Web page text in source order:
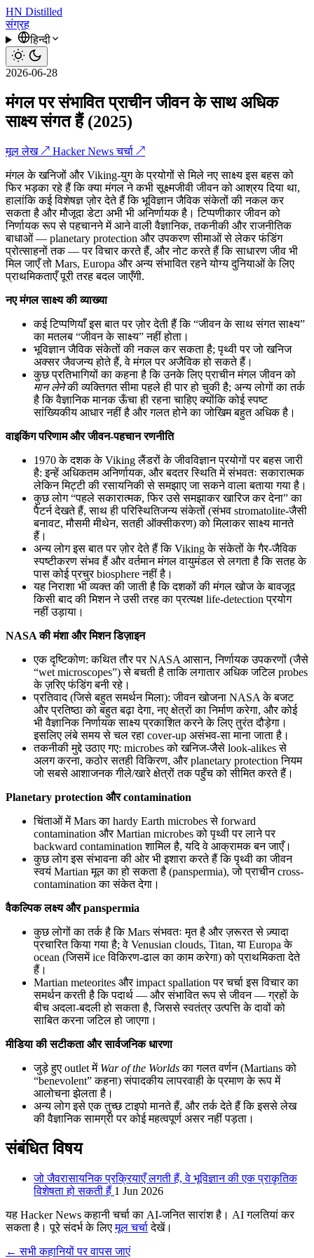
HN Distilled
संग्रह
हिन्दी
2026-06-28
मंगल पर संभावित प्राचीन जीवन के साथ अधिक
साक्ष्य संगत हैं (2025)
मूल लेख ↗ Hacker News चर्चा ↗
मंगल के खनिजों और Viking-युग के प्रयोगों से मिले नए साक्ष्य इस बहस को
फिर भड़का रहे हैं कि क्या मंगल ने कभी सूक्ष्मजीवी जीवन को आश्रय दिया था,
हालांकि कई विशेषज्ञ ज़ोर देते हैं कि भूविज्ञान जैविक संकेतों की नकल कर
सकता है और मौजूदा डेटा अभी भी अनिर्णायक है। टिप्पणीकार जीवन को
निर्णायक रूप से पहचानने में आने वाली वैज्ञानिक, तकनीकी और राजनीतिक
बाधाओं — planetary protection और उपकरण सीमाओं से लेकर फंडिंग
प्रोत्साहनों तक — पर विचार करते हैं, और नोट करते हैं कि साधारण जीव भी
मिल जाएँ तो Mars, Europa और अन्य संभावित रहने योग्य दुनियाओं के लिए
प्राथमिकताएँ पूरी तरह बदल जाएँगी.
नए मंगल साक्ष्य की व्याख्या
कई टिप्पणियाँ इस बात पर ज़ोर देती हैं कि “जीवन के साथ संगत साक्ष्य”
का मतलब “जीवन के साक्ष्य” नहीं होता।
भूविज्ञान जैविक संकेतों की नकल कर सकता है; पृथ्वी पर जो खनिज
अक्सर जैवजन्य होते हैं, वे मंगल पर अजैविक हो सकते हैं।
कुछ प्रतिभागियों का कहना है कि उनके लिए प्राचीन मंगल जीवन को
मान लेनेकी व्यक्तिगत सीमा पहले ही पार हो चुकी है; अन्य लोगों का तर्क
है कि वैज्ञानिक मानक ऊँचा ही रहना चाहिए क्योंकि कोई स्पष्ट
सांख्यिकीय आधार नहीं है और गलत होने का जोखिम बहुत अधिक है।
वाइकिंग परिणाम और जीवन-पहचान रणनीति
1970 के दशक के Viking लैंडरों के जीवविज्ञान प्रयोगों पर बहस जारी
है: इन्हें अधिकतम अनिर्णायक, और बदतर स्थिति में संभवतः सकारात्मक
लेकिन मिट्टी की रसायनिकी से समझाए जा सकने वाला बताया गया है।
कुछ लोग “पहले सकारात्मक, फिर उसे समझाकर खारिज कर देना” का
पैटर्न देखते हैं, साथ ही परिस्थितिजन्य संकेतों (संभव stromatolite-जैसी
बनावट, मौसमी मीथेन, सतही ऑक्सीकरण) को मिलाकर साक्ष्य मानते
हैं।
अन्य लोग इस बात पर ज़ोर देते हैं कि Viking के संकेतों के गैर-जैविक
स्पष्टीकरण संभव हैं और वर्तमान मंगल वायुमंडल से लगता है कि सतह के
पास कोई प्रचुर biosphere नहीं है।
यह निराशा भी व्यक्त की जाती है कि दशकों की मंगल खोज के बावजूद
किसी बाद की मिशन ने उसी तरह का प्रत्यक्ष life-detection प्रयोग
नहीं उड़ाया।
NASA की मंशा और मिशन डिज़ाइन
एक दृष्टिकोण: कथित तौर पर NASA आसान, निर्णायक उपकरणों (जैसे
“wet microscopes”) से बचती है ताकि लगातार अधिक जटिल probes
के ज़रिए फंडिंग बनी रहे।
प्रतिवाद (जिसे बहुत समर्थन मिला): जीवन खोजना NASA के बजट
और प्रतिष्ठा को बहुत बढ़ा देगा, नए क्षेत्रों का निर्माण करेगा, और कोई
भी वैज्ञानिक निर्णायक साक्ष्य प्रकाशित करने के लिए तुरंत दौड़ेगा।
इसलिए लंबे समय से चल रहा cover-up असंभव-सा माना जाता है।
तकनीकी मुद्दे उठाए गए: microbes को खनिज-जैसे look-alikes से
अलग करना, कठोर सतही विकिरण, और planetary protection नियम
जो सबसे आशाजनक गीले/खारे क्षेत्रों तक पहुँच को सीमित करते हैं।
Planetary protection और contamination
चिंताओं में Mars का hardy Earth microbes से forward
contamination और Martian microbes को पृथ्वी पर लाने पर
backward contamination शामिल है, यदि वे आक्रामक बन जाएँ।
कुछ लोग इस संभावना की ओर भी इशारा करते हैं कि पृथ्वी का जीवन
स्वयं Martian मूल का हो सकता है (panspermia), जो प्राचीन cross-
contamination का संकेत देगा।
वैकल्पिक लक्ष्य और panspermia
कुछ लोगों का तर्क है कि Mars संभवतः मृत है और ज़रूरत से ज़्यादा
प्रचारित किया गया है; वे Venusian clouds, Titan, या Europa के
ocean (जिसमें ice विकिरण-ढाल का काम करेगा) को प्राथमिकता देते
हैं।
Martian meteorites और impact spallation पर चर्चा इस विचार का
समर्थन करती है कि पदार्थ — और संभावित रूप से जीवन — ग्रहों के
बीच अदला-बदली हो सकता है, जिससे स्वतंत्र उत्पत्ति के दावों को
साबित करना जटिल हो जाएगा।
मीडिया की सटीकता और सार्वजनिक धारणा
जुड़े हुए outlet में War of the Worldsका गलत वर्णन (Martians को
“benevolent” कहना) संपादकीय लापरवाही के प्रमाण के रूप में
आलोचना झेलता है।
अन्य लोग इसे एक तुच्छ टाइपो मानते हैं, और तर्क देते हैं कि इससे लेख
की वैज्ञानिक सामग्री पर कोई महत्वपूर्ण असर नहीं पड़ता।
संबंधित विषय
जो जैवरासायनिक प्रक्रियाएँ लगती हैं, वे भूविज्ञान की एक प्राकृतिक
विशेषता हो सकती हैं 1 Jun 2026
यह Hacker News कहानी चर्चा का AI-जनित सारांश है। AI गलतियां कर
सकता है। पूरे संदर्भ के लिएमूल चर्चादेखें।
← सभी कहानियों पर वापस जाएं